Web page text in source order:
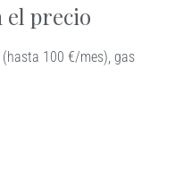
el precio
100 €/mes), gas